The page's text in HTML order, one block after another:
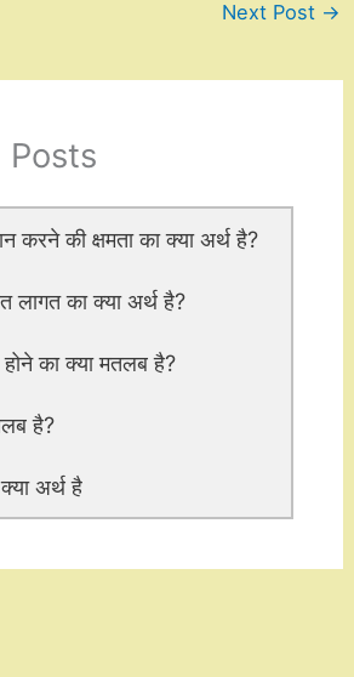
Next Post →
Posts
करने की क्षमता का क्या अर्थ है?
लागत का क्या अर्थ है?
का क्या मतलब है?
है?
अर्थ है